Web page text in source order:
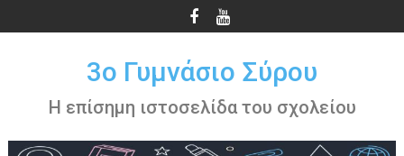
στο
3ο Γυμνάσιο Σύρου
Η επίσημη ιστοσελίδα του σχολείου